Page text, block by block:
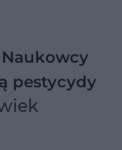
pestycydy